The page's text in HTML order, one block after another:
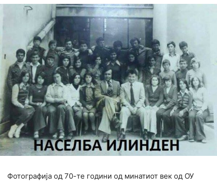
Фотографија од 70-те години од минатиот век од ОУ